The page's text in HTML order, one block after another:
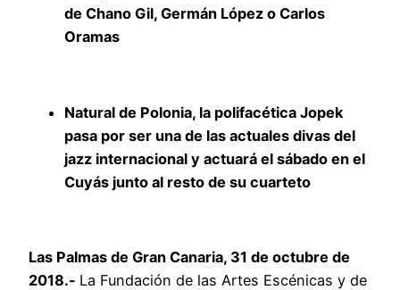
de Chano Gil, Germán López o Carlos
Oramas
Natural de Polonia, la polifacética Jopek
pasa por ser una de las actuales divas del
jazz internacional y actuará el sábado en el
Cuyás junto al resto de su cuarteto
Las Palmas de Gran Canaria, 31 de octubre de
2018.- La Fundación de las Artes Escénicas y de